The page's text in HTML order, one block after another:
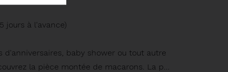
jours à l'avance)
d'anniversaires, baby shower ou tout autre
la pièce montée de macarons. La p...